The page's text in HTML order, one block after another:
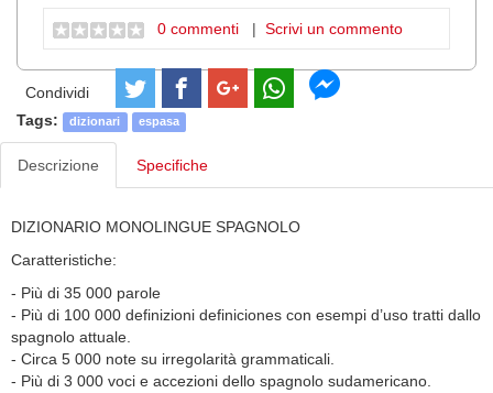
0 commenti | Scrivi un commento
Condividi
Tags:
dizionari espasa
Descrizione Specifiche
DIZIONARIO MONOLINGUE SPAGNOLO
Caratteristiche:
- Più di 35 000 parole
- Più di 100 000 definizioni definiciones con esempi d’uso tratti dallo
spagnolo attuale.
- Circa 5 000 note su irregolarità grammaticali.
- Più di 3 000 voci e accezioni dello spagnolo sudamericano.